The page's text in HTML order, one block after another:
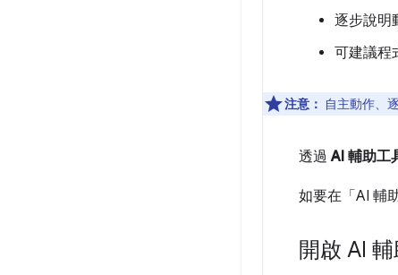
逐步說明
可建議程
注意： 自主動作、
透過AI 輔助工
如要在「AI 輔助
開啟 AI